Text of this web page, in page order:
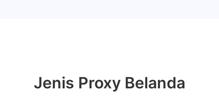
Jenis Proxy Belanda